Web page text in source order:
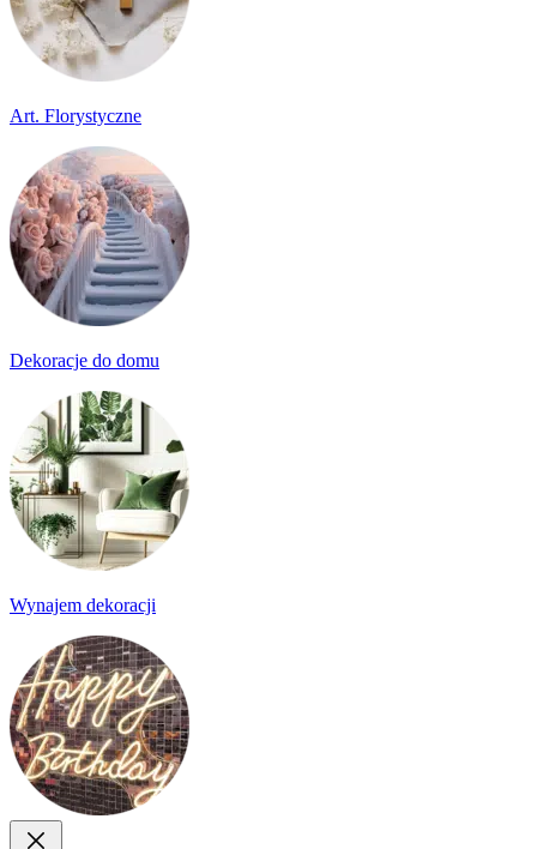
Art. Florystyczne
Dekoracje do domu
Wynajem dekoracji